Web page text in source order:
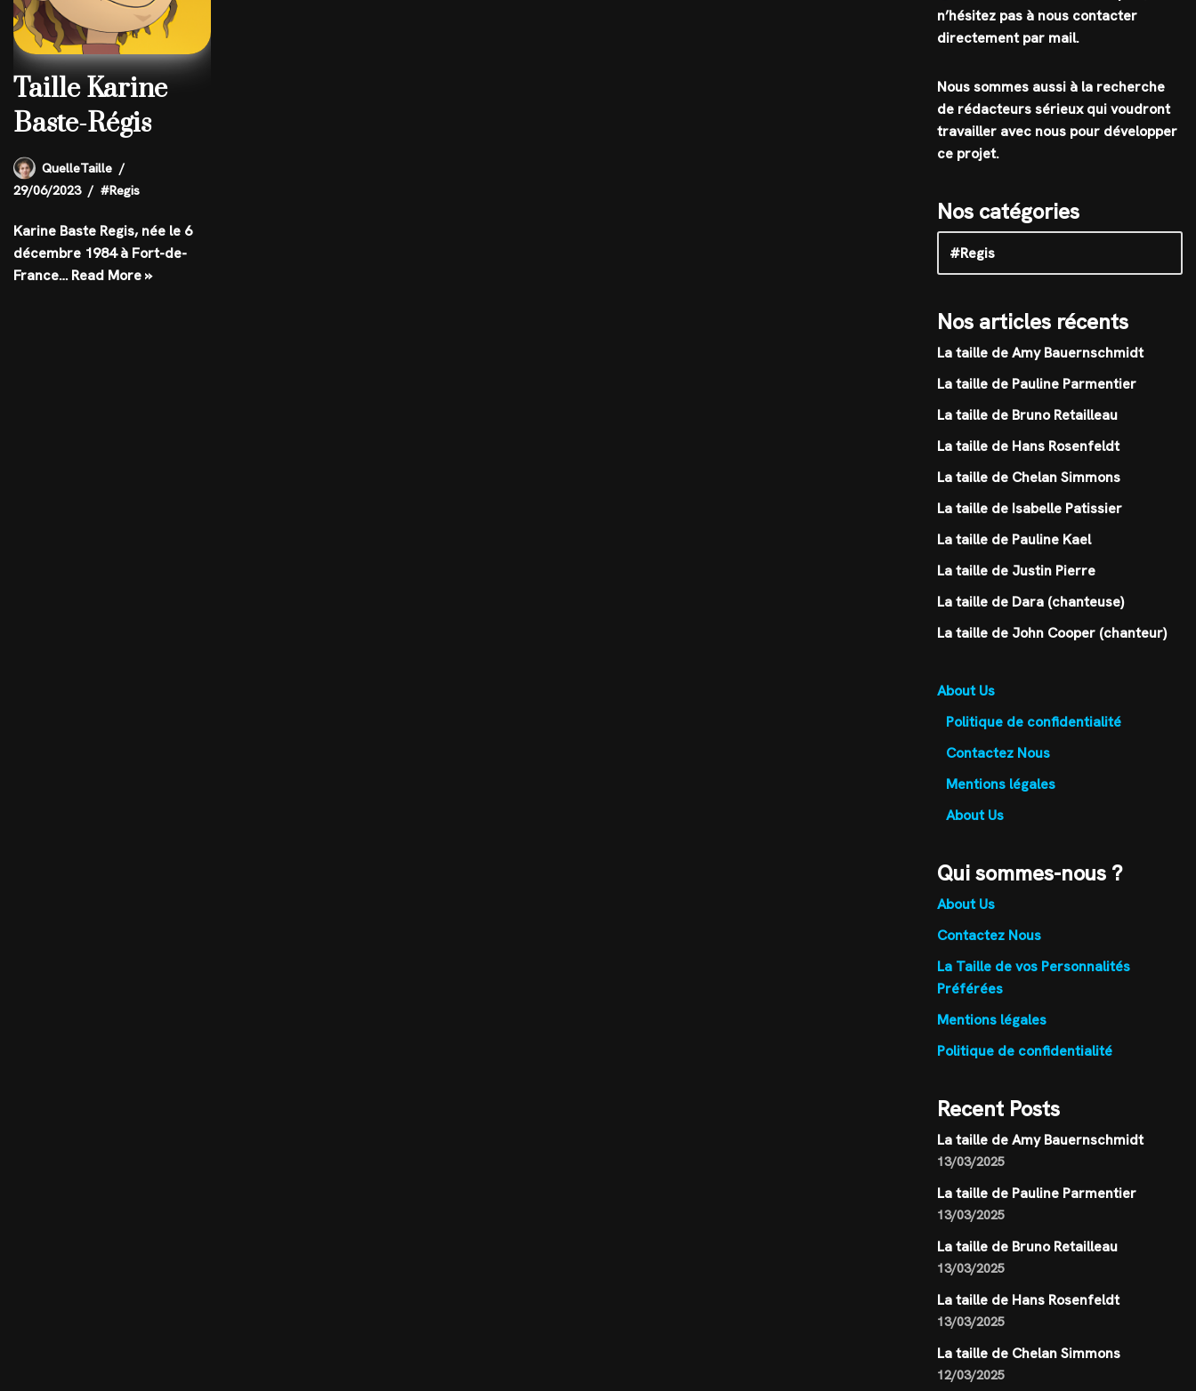
Taille Karine
Baste-Régis
QuelleTaille
29/06/2023
#Regis
Karine Baste Regis, née le 6
décembre 1984 à Fort-de-
France… Read More »
n’hésitez pas à nous contacter
directement par mail.
Nous sommes aussi à la recherche
de rédacteurs sérieux qui voudront
travailler avec nous pour développer
ce projet.
Nos catégories
Nos articles récents
La taille de Amy Bauernschmidt
La taille de Pauline Parmentier
La taille de Bruno Retailleau
La taille de Hans Rosenfeldt
La taille de Chelan Simmons
La taille de Isabelle Patissier
La taille de Pauline Kael
La taille de Justin Pierre
La taille de Dara (chanteuse)
La taille de John Cooper (chanteur)
About Us
Politique de confidentialité
Contactez Nous
Mentions légales
About Us
Qui sommes-nous ?
About Us
Contactez Nous
La Taille de vos Personnalités
Préférées
Mentions légales
Politique de confidentialité
Recent Posts
La taille de Amy Bauernschmidt
13/03/2025
La taille de Pauline Parmentier
13/03/2025
La taille de Bruno Retailleau
13/03/2025
La taille de Hans Rosenfeldt
13/03/2025
La taille de Chelan Simmons
12/03/2025